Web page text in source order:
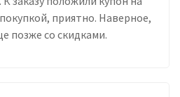
приятно. Наверное,
позже со скидками.